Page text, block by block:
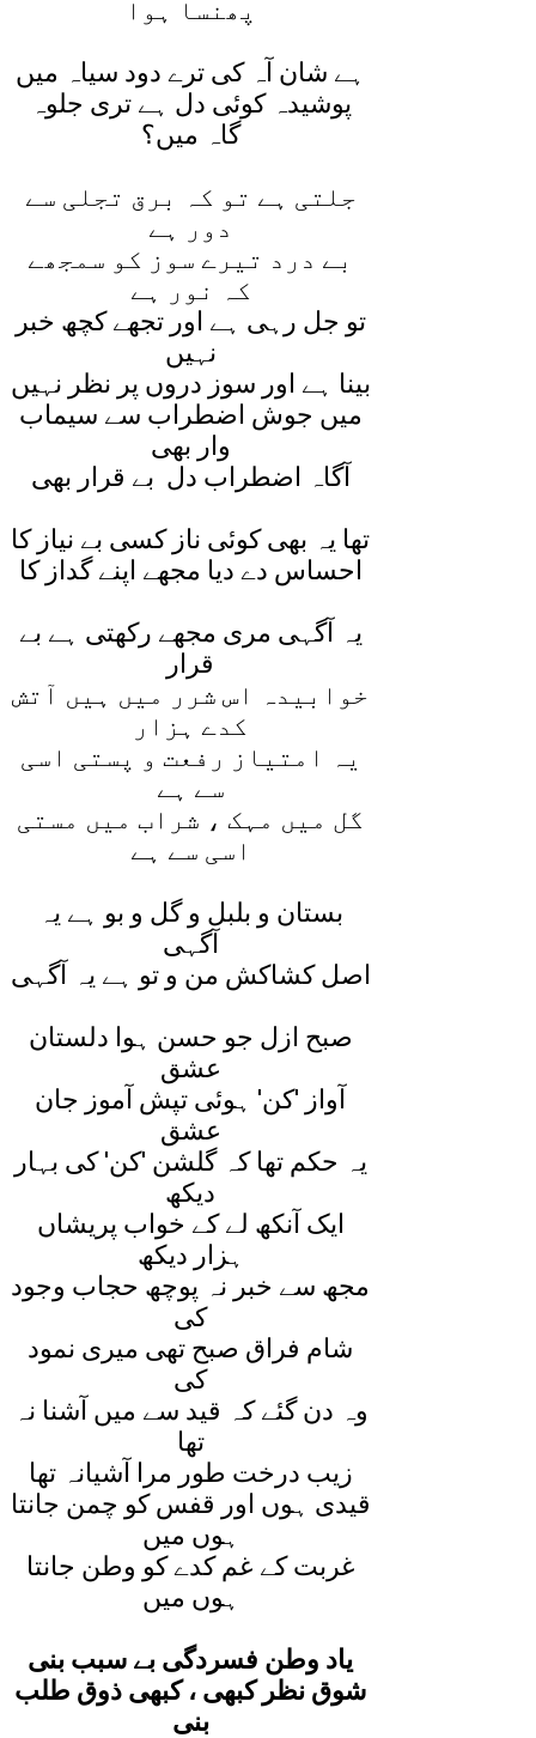
پھنسا ہوا
ہے شان آہ کی ترے دود سياہ ميں
پوشيدہ کوئی دل ہے تری جلوہ
گاہ ميں؟
جلتی ہے تو کہ برق تجلی سے
دور ہے
بے درد تيرے سوز کو سمجھے
کہ نور ہے
تو جل رہی ہے اور تجھے کچھ خبر
نہيں
بينا ہے اور سوز دروں پر نظر نہيں
ميں جوش اضطراب سے سيماب
وار بھی
آگاہ اضطراب دل بے قرار بھی
تھا يہ بھی کوئی ناز کسی بے نياز کا
احساس دے ديا مجھے اپنے گداز کا
يہ آگہی مری مجھے رکھتی ہے بے
قرار
خوابيدہ اس شرر ميں ہيں آتش
کدے ہزار
يہ امتياز رفعت و پستی اسی
سے ہے
گل ميں مہک ، شراب ميں مستی
اسی سے ہے
بستان و بلبل و گل و بو ہے يہ
آگہی
اصل کشاکش من و تو ہے يہ آگہی
صبح ازل جو حسن ہوا دلستان
عشق
آواز 'کن' ہوئی تپش آموز جان
عشق
يہ حکم تھا کہ گلشن 'کن' کی بہار
ديکھ
ايک آنکھ لے کے خواب پريشاں
ہزار ديکھ
مجھ سے خبر نہ پوچھ حجاب وجود
کی
شام فراق صبح تھی ميری نمود
کی
وہ دن گئے کہ قيد سے ميں آشنا نہ
تھا
زيب درخت طور مرا آشيانہ تھا
قيدی ہوں اور قفس کو چمن جانتا
ہوں ميں
غربت کے غم کدے کو وطن جانتا
ہوں ميں
ياد وطن فسردگی بے سبب بنی
شوق نظر کبھی ، کبھی ذوق طلب
بنی